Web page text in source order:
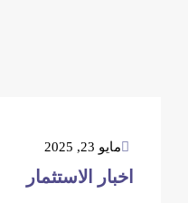
مايو 23, 2025
اخبار الاستثمار